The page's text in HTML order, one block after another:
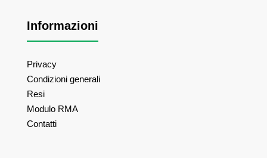
Informazioni
Privacy
Condizioni generali
Resi
Modulo RMA
Contatti